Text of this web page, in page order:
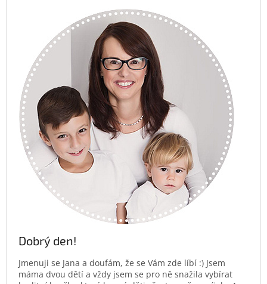
Dobrý den!
Jmenuji se Jana a doufám, že se Vám zde líbí :) Jsem
máma dvou dětí a vždy jsem se pro ně snažila vybírat